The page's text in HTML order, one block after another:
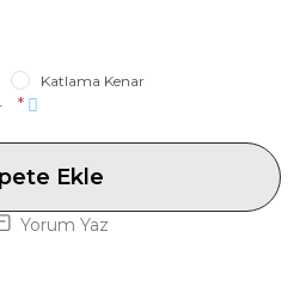
Katlama Kenar
*
Ekle
Yorum Yaz